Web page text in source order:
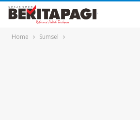
Home Sumsel